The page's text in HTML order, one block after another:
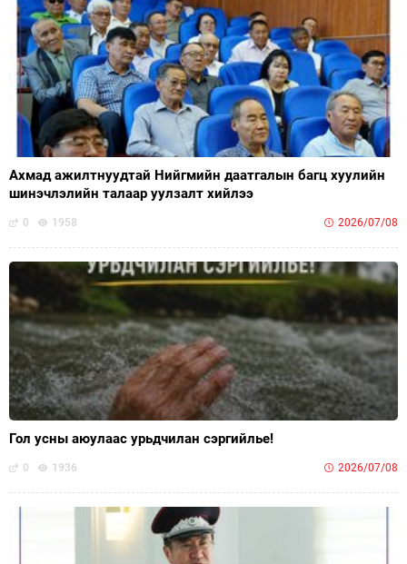
Ахмад ажилтнуудтай Нийгмийн даатгалын багц хуулийн
шинэчлэлийн талаар уулзалт хийлээ
0 1958 2026/07/08
Гол усны аюулаас урьдчилан сэргийлье!
0 1936 2026/07/08